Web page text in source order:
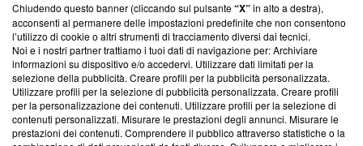
Team editoriale
Corporate
Redazione
Informativa Privacy
Cookie Policy
Chiudendo questo banner (cliccando sul pulsante“X”in alto a destra),
acconsenti al permanere delle impostazioni predefinite che non consentono
l’utilizzo di cookie o altri strumenti di tracciamento diversi dai tecnici.
Noi e i nostri partner trattiamo i tuoi dati di navigazione per: Archiviare
informazioni su dispositivo e/o accedervi. Utilizzare dati limitati per la
selezione della pubblicità. Creare profili per la pubblicità personalizzata.
Utilizzare profili per la selezione di pubblicità personalizzata. Creare profili
per la personalizzazione dei contenuti. Utilizzare profili per la selezione di
contenuti personalizzati. Misurare le prestazioni degli annunci. Misurare le
prestazioni dei contenuti. Comprendere il pubblico attraverso statistiche o la